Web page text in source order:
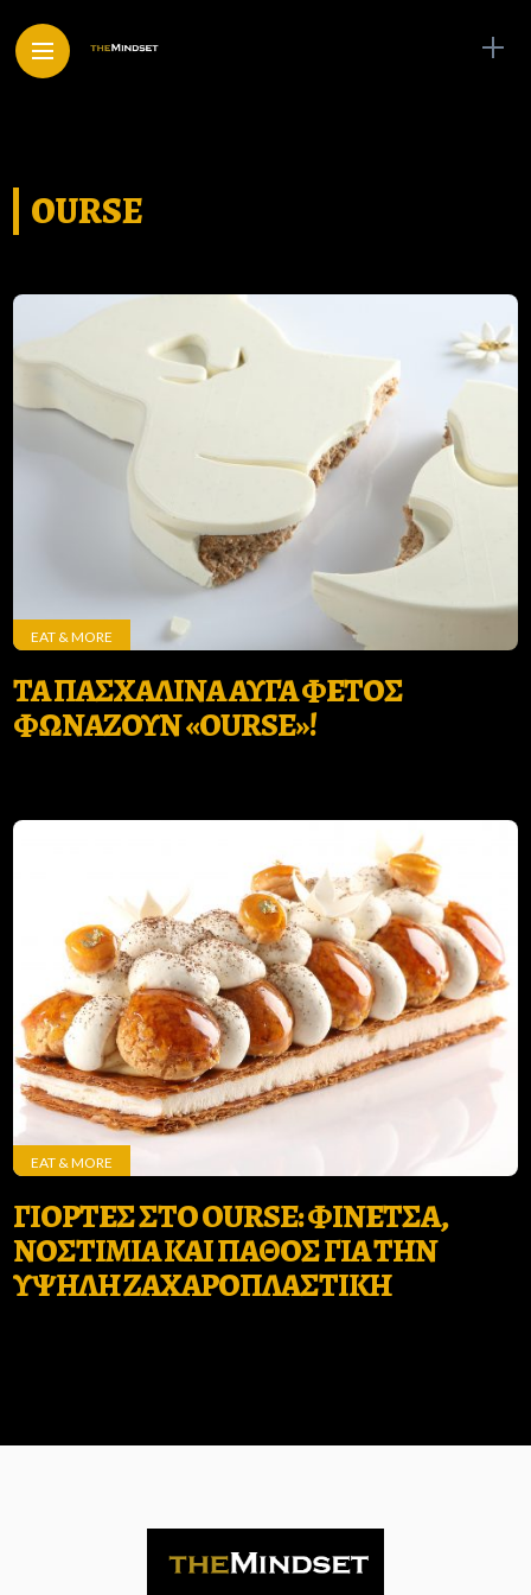
OURSE
EAT & MORE
ΤΑ ΠΑΣΧΑΛΙΝΑ ΑΥΓΑ ΦΕΤΟΣ
ΦΩΝΑΖΟΥΝ «OURSE»!
EAT & MORE
ΓΙΟΡΤΕΣ ΣΤΟ OURSE: ΦΙΝΕΤΣΑ,
ΝΟΣΤΙΜΙΑ ΚΑΙ ΠΑΘΟΣ ΓΙΑ ΤΗΝ
ΥΨΗΛΗ ΖΑΧΑΡΟΠΛΑΣΤΙΚΗ